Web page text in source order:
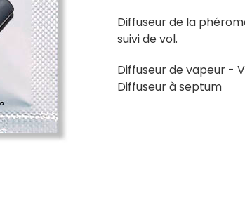
Diffuseur de la
suivi de vol.
Diffuseur de vapeur -
Diffuseur à septum